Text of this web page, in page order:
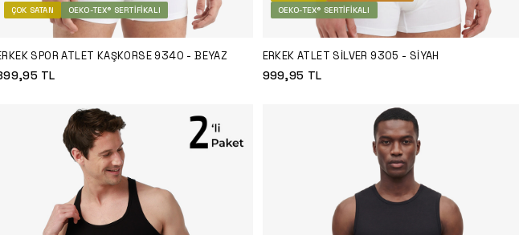
ÇOK SATAN OEKO-TEX® SERTIFIKALI
SPOR ATLET KAŞKORSE 9340 - BEYAZ
TL
OEKO-TEX® SERTIFIKALI
ERKEK ATLET SILVER 9305 - SIYAH
999,95 TL